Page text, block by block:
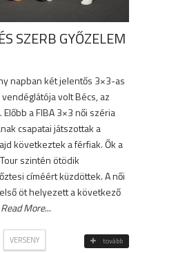
SZERB GYŐZELEM
napban két jelentős 3×3-as
volt Bécs, az
a FIBA 3×3 női széria
csapatai játszottak a
következtek a férfiak. Ők a
szintén ötödik
címéért küzdöttek. A női
öt helyezett a következő
Read More...
VERSENY tovább